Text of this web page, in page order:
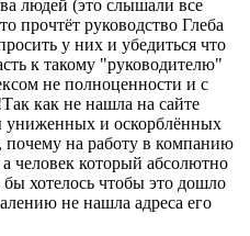
людей (это слышали все
прочтёт руководство Глеба
у них и убедиться что
к такому "руководителю"
не полноценности и с
как не нашла на сайте
и оскорблённых
на работу в компанию
человек который абсолютно
бы хотелось чтобы это дошло
не нашла адреса его